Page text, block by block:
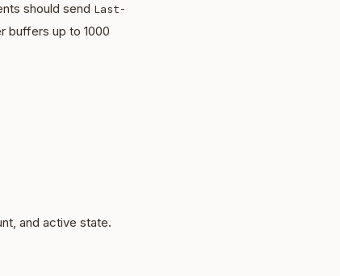
should send Last-
buffers up to 1000
and active state.